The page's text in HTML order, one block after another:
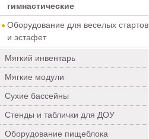
гимнастические
Оборудование для веселых стартов
и эстафет
Мягкий инвентарь
Мягкие модули
Сухие бассейны
Стенды и таблички для ДОУ
Оборудование пищеблока